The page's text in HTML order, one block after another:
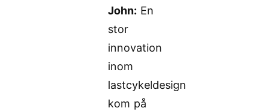
John: En
stor
innovation
inom
lastcykeldesign
kom på